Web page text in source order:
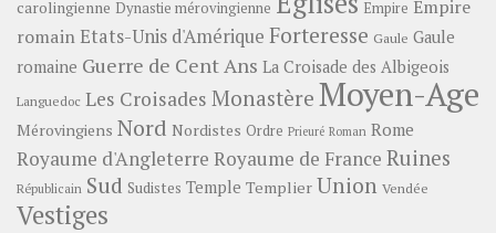
carolingienne Dynastie mérovingienne Empire Empire
romainEtats-Unis d'Amérique Forteresse Gaule Gaule
romaine Guerre de Cent Ans La Croisade des Albigeois
Languedoc Les Croisades Monastère Moyen-Age
Mérovingiens Nord Nordistes Ordre Prieuré Roman Rome
Royaume d'Angleterre Royaume de France Ruines
Républicain Sud Sudistes Temple Templier Union Vendée
Vestiges